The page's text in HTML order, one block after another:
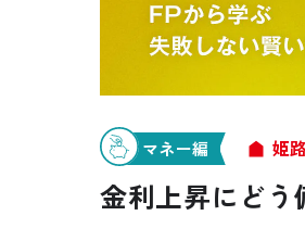
マネー編 姫
金利上昇にどう